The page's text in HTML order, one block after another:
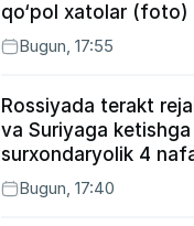
qo‘pol xatolar (foto)
Bugun, 17:55
Rossiyada terakt
va Suriyaga
surxondaryolik 4
qamaldi
Bugun, 17:40